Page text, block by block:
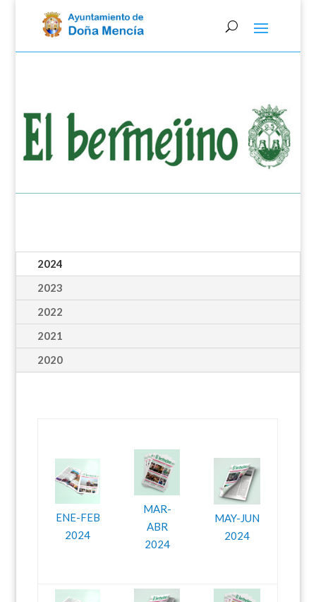
2024
2023
2022
2021
2020
ENE-FEB
2024
MAR-
ABR
2024
MAY-JUN
2024